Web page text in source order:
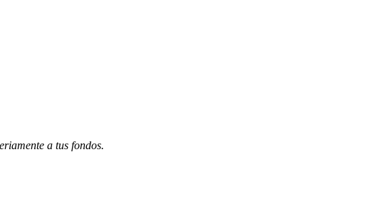
a tus fondos.